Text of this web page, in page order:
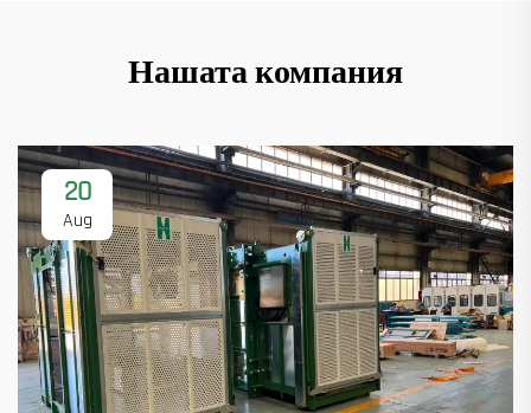
Нашата компания
20
Aug